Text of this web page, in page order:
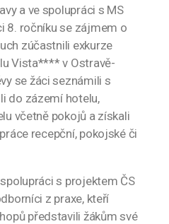
a ve spolupráci s MS
8. ročníku se zájmem o
zúčastnili exkurze
Vista**** v Ostravě-
se žáci seznámili s
do zázemí hotelu,
včetně pokojů a získali
recepční, pokojské či
s projektem ČS
z praxe, kteří
představili žákům své